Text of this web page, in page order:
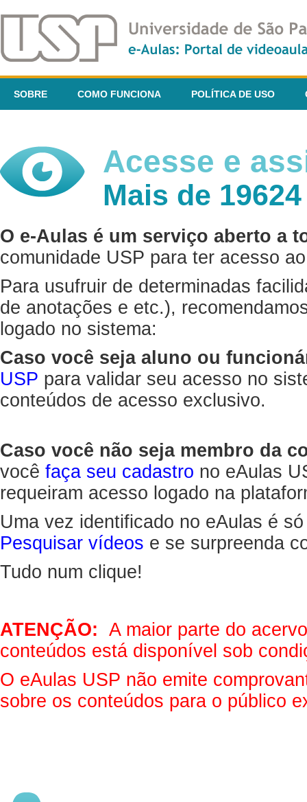
SOBRE COMO FUNCIONA POLÍTICA DE USO
Acesse e
Mais de
O e-Aulas é um serviço aberto a
comunidade USP para ter acesso
Para usufruir de determinadas
de anotações e etc.),
logado no sistema:
Caso você seja aluno ou
USP para validar seu acesso no
conteúdos de acesso exclusivo.
Caso você não seja membro da
você faça seu cadastro no eAulas
requeiram acesso logado na
Uma vez identificado no eAulas é
Pesquisar vídeos e se surpreenda
Tudo num clique!
ATENÇÃO: A maior parte do
conteúdos está disponível sob
O eAulas USP não emite
sobre os conteúdos para o público